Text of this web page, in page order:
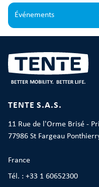
Événements
TENTE S.A.S.
11 Rue de l'Orme Brisé -
77986 St Fargeau
France
Tél. : +33 1 60652300